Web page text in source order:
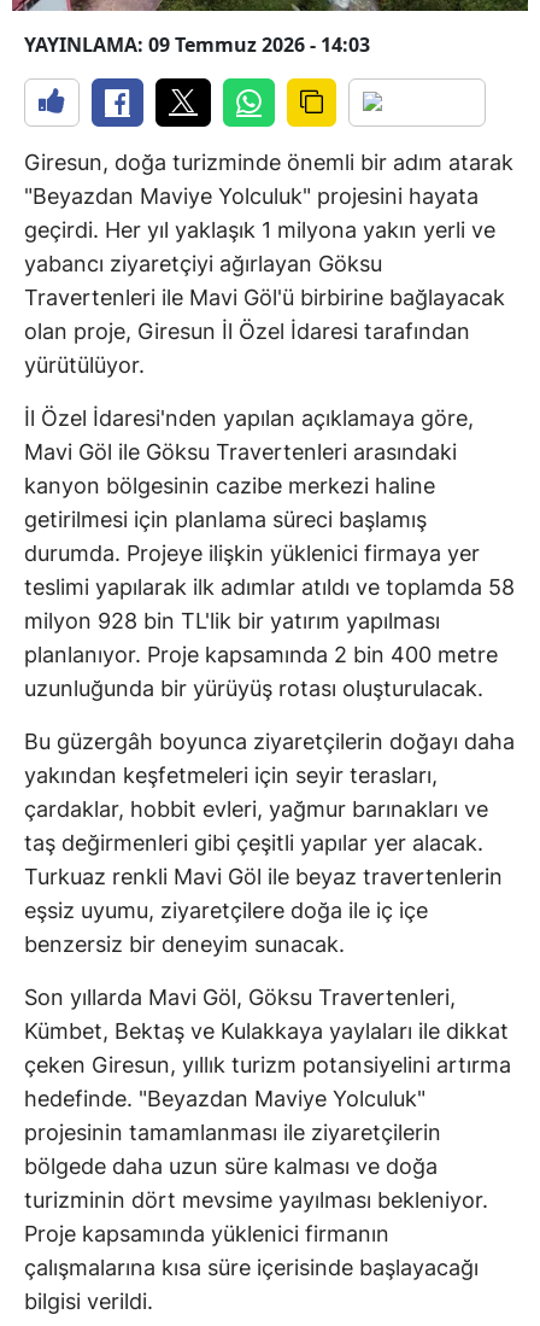
YAYINLAMA: 09 Temmuz 2026 - 14:03
Giresun, doğa turizminde önemli bir adım atarak
"Beyazdan Maviye Yolculuk" projesini hayata
geçirdi. Her yıl yaklaşık 1 milyona yakın yerli ve
yabancı ziyaretçiyi ağırlayan Göksu
Travertenleri ile Mavi Göl'ü birbirine bağlayacak
olan proje, Giresun İl Özel İdaresi tarafından
yürütülüyor.
İl Özel İdaresi'nden yapılan açıklamaya göre,
Mavi Göl ile Göksu Travertenleri arasındaki
kanyon bölgesinin cazibe merkezi haline
getirilmesi için planlama süreci başlamış
durumda. Projeye ilişkin yüklenici firmaya yer
teslimi yapılarak ilk adımlar atıldı ve toplamda 58
milyon 928 bin TL'lik bir yatırım yapılması
planlanıyor. Proje kapsamında 2 bin 400 metre
uzunluğunda bir yürüyüş rotası oluşturulacak.
Bu güzergâh boyunca ziyaretçilerin doğayı daha
yakından keşfetmeleri için seyir terasları,
çardaklar, hobbit evleri, yağmur barınakları ve
taş değirmenleri gibi çeşitli yapılar yer alacak.
Turkuaz renkli Mavi Göl ile beyaz travertenlerin
eşsiz uyumu, ziyaretçilere doğa ile iç içe
benzersiz bir deneyim sunacak.
Son yıllarda Mavi Göl, Göksu Travertenleri,
Kümbet, Bektaş ve Kulakkaya yaylaları ile dikkat
çeken Giresun, yıllık turizm potansiyelini artırma
hedefinde. "Beyazdan Maviye Yolculuk"
projesinin tamamlanması ile ziyaretçilerin
bölgede daha uzun süre kalması ve doğa
turizminin dört mevsime yayılması bekleniyor.
Proje kapsamında yüklenici firmanın
çalışmalarına kısa süre içerisinde başlayacağı
bilgisi verildi.